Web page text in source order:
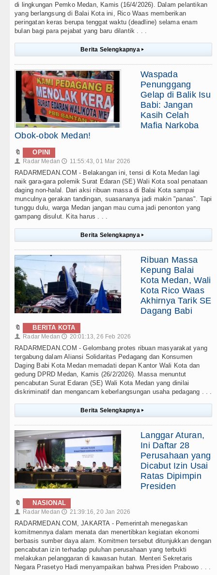
di lingkungan Pemko Medan, Kamis (16/4/2026). Dalam pelantikan
yang berlangsung di Balai Kota ini, Rico Waas memberikan
peringatan keras berupa tenggat waktu (deadline) selama enam
bulan bagi para pejabat yang baru dilantik . . .
Berita Selengkapnya ▸
Waspada
Penunggang
Gelap di Balik Isu
Babi: Jangan
Kasih Celah
Mafia Narkoba
Obok-obok Medan!
🔖 OPINI
👤 Radar Medan 🕔 11:55:43, 01 Mar 2026
RADARMEDAN.COM - Belakangan ini, tensi di Kota Medan lagi
naik gara-gara polemik Surat Edaran (SE) Wali Kota soal penataan
daging non-halal. Dari aksi ribuan massa di Balai Kota sampai
munculnya gerakan tandingan, suasananya jadi makin "panas". Tapi
tunggu dulu, warga Medan jangan mau cuma jadi penonton yang
gampang disulut. Kita harus . . .
Berita Selengkapnya ▸
Ribuan Massa
Kepung Balai
Kota Medan, Wali
Kota Rico Waas
Akhirnya Tarik SE
Dagang Babi
🔖 BERITA KOTA
👤 Radar Medan 🕔 20:01:13, 26 Feb 2026
RADARMEDAN.COM - Gelombang protes ribuan masyarakat yang
tergabung dalam Aliansi Solidaritas Pedagang dan Konsumen
Daging Babi Kota Medan memadati depan Kantor Wali Kota dan
gedung DPRD Medan, Kamis (26/2/2026). Massa menuntut
pencabutan Surat Edaran (SE) Wali Kota Medan yang dinilai
diskriminatif dan mengancam keberlangsungan usaha pedagang . . .
Berita Selengkapnya ▸
Langgar Aturan,
Ini Daftar 28
Perusahaan yang
Dicabut Izin Usai
Ratas Dipimpin
Presiden
🔖 NASIONAL
👤 Radar Medan 🕔 21:39:16, 20 Jan 2026
RADARMEDAN.COM, JAKARTA - Pemerintah menegaskan
komitmennya dalam menata dan menertibkan kegiatan ekonomi
berbasis sumber daya alam. Komitmen tersebut ditunjukkan dengan
pencabutan izin terhadap puluhan perusahaan yang terbukti
melakukan pelanggaran di kawasan hutan. Menteri Sekretaris
Negara Prasetyo Hadi menyampaikan bahwa Presiden Prabowo . . .